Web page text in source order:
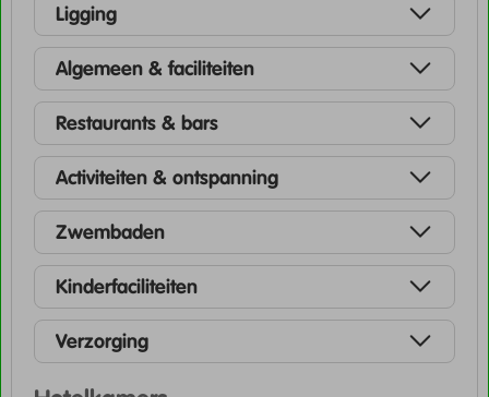
Ligging
Algemeen & faciliteiten
Restaurants & bars
Activiteiten & ontspanning
Zwembaden
Kinderfaciliteiten
Verzorging